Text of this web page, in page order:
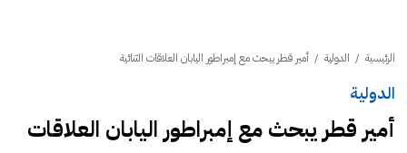
الرئيسية / الدولية / أمير قطر يبحث مع إمبراطور اليابان العلاقات الثنائية
الدولية
أمير قطر يبحث مع إمبراطور اليابان العلاقات